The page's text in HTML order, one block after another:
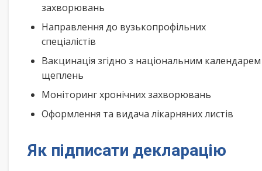
захворювань
Направлення до вузькопрофільних
спеціалістів
Вакцинація згідно з національним календарем
щеплень
Моніторинг хронічних захворювань
Оформлення та видача лікарняних листів
Як підписати декларацію